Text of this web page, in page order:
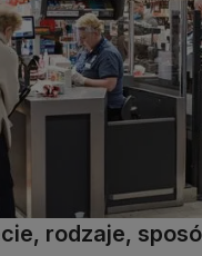
rodzaje,